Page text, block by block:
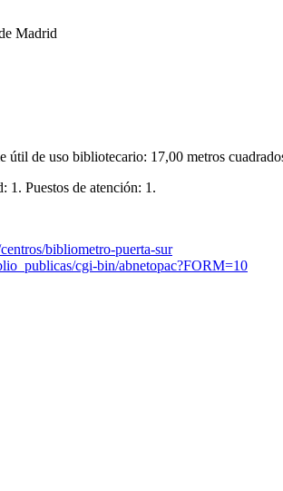
Madrid
útil de uso bibliotecario: 17,00 metros
1. Puestos de atención: 1.
bibliometro-puerta-sur
cgi-bin/abnetopac?FORM=10